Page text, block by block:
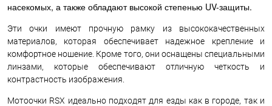
насекомых, а также обладают высокой степенью UV-защиты.
Эти очки имеют прочную рамку из высококачественных
материалов, которая обеспечивает надежное крепление и
комфортное ношение. Кроме того, они оснащены специальными
линзами, которые обеспечивают отличную четкость и
контрастность изображения.
Мотоочки RSX идеально подходят для езды как в городе, так и